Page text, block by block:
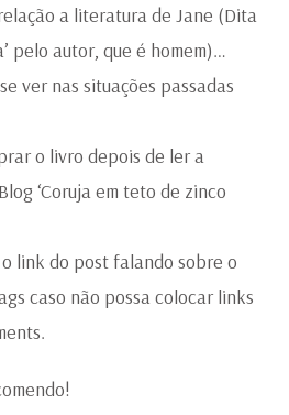
a literatura de Jane (Dita
pelo autor, que é homem)…
ver nas situações passadas
o livro depois de ler a
‘Coruja em teto de zinco
link do post falando sobre o
caso não possa colocar links